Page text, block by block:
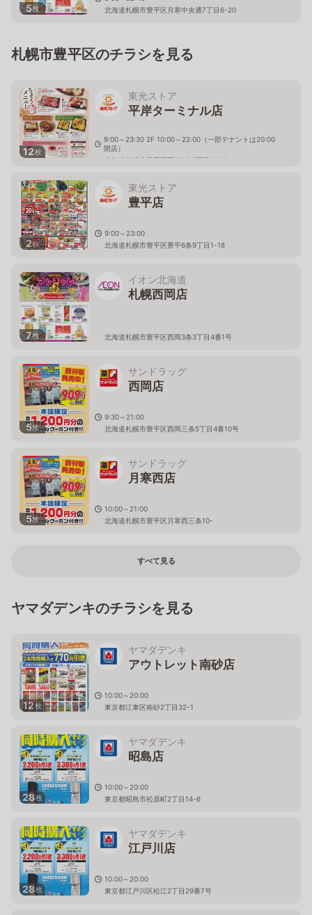
5枚
北海道札幌市豊平区月寒中央通7丁目6-20
札幌市豊平区のチラシを見る
12枚
東光ストア
平岸ターミナル店
9:00～23:30 2F 10:00～22:00（一部テナントは20:00
閉店）
北海道札幌市豊平区平岸2条7丁目4-35
2枚
東光ストア
豊平店
9:00～23:00
北海道札幌市豊平区豊平6条9丁目1-18
7枚
イオン北海道
札幌西岡店
北海道札幌市豊平区西岡3条3丁目4番1号
5枚
サンドラッグ
西岡店
9:30～21:00
北海道札幌市豊平区西岡三条5丁目4番10号
5枚
サンドラッグ
月寒西店
10:00～21:00
北海道札幌市豊平区月寒西三条10-
すべて見る
ヤマダデンキのチラシを見る
12枚
ヤマダデンキ
アウトレット南砂店
10:00～20:00
東京都江東区南砂2丁目32-1
28枚
ヤマダデンキ
昭島店
10:00～20:00
東京都昭島市松原町2丁目14-6
28枚
ヤマダデンキ
江戸川店
10:00～20:00
東京都江戸川区松江2丁目29番7号